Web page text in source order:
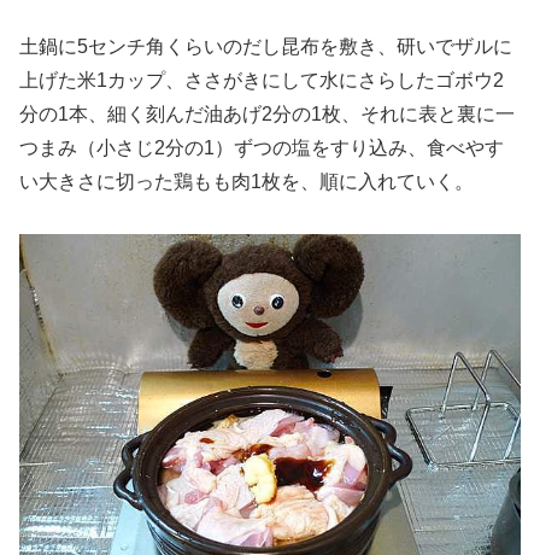
土鍋に5センチ角くらいのだし昆布を敷き、研いでザルに
上げた米1カップ、ささがきにして水にさらしたゴボウ2
分の1本、細く刻んだ油あげ2分の1枚、それに表と裏に一
つまみ（小さじ2分の1）ずつの塩をすり込み、食べやす
い大きさに切った鶏もも肉1枚を、順に入れていく。